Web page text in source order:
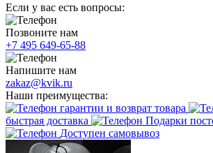
Если у вас есть вопросы:
Позвоните нам
+7 495 649-65-88
Напишите нам
zakaz@kvik.ru
Наши преимущества:
гарантии и возврат товара
быстрая доставка
Подарки
Доступен самовывоз